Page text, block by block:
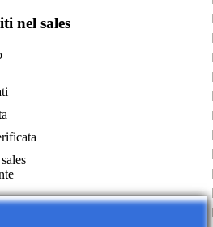
nel sales